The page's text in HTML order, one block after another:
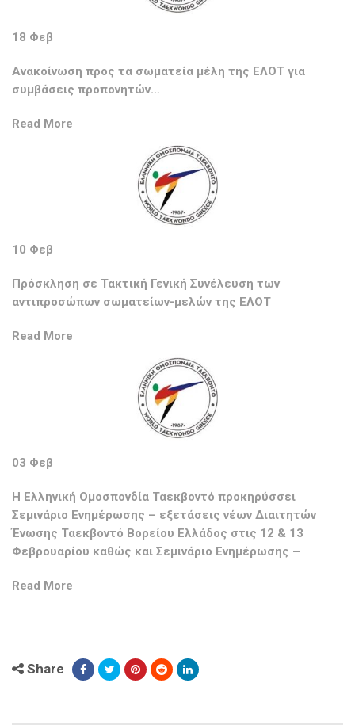
18 Φεβ
Ανακοίνωση προς τα σωματεία μέλη της ΕΛΟΤ για
συμβάσεις προπονητών…
Read More
10 Φεβ
Πρόσκληση σε Τακτική Γενική Συνέλευση των
αντιπροσώπων σωματείων-μελών της ΕΛΟΤ
Read More
03 Φεβ
Η Ελληνική Ομοσπονδία Ταεκβοντό προκηρύσσει
Σεμινάριο Ενημέρωσης – εξετάσεις νέων Διαιτητών
Ένωσης Ταεκβοντό Βορείου Ελλάδος στις 12 & 13
Φεβρουαρίου καθώς και Σεμινάριο Ενημέρωσης –
Read More
Share